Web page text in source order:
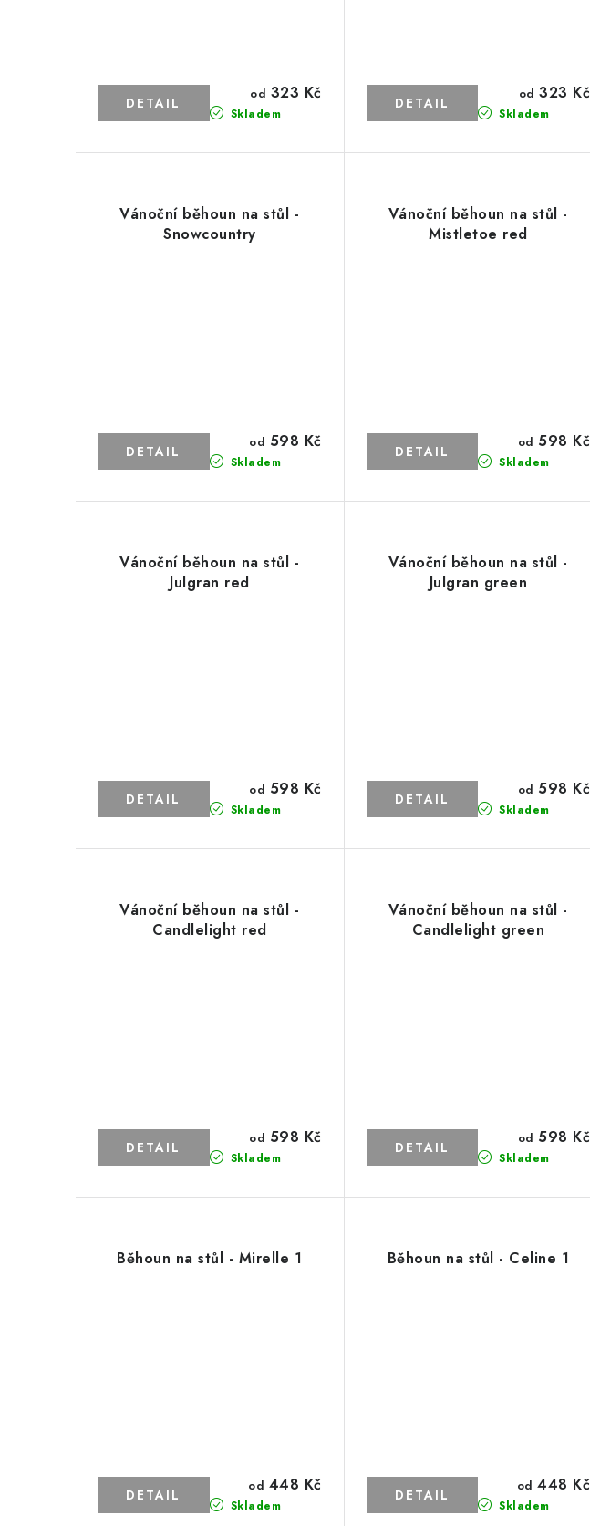
Skladem
od 323 Kč
Skladem
od 323 Kč
Vánoční běhoun na stůl -
Snowcountry
Skladem
od 598 Kč
Vánoční běhoun na stůl -
Mistletoe red
Skladem
od 598 Kč
Vánoční běhoun na stůl -
Julgran red
Skladem
od 598 Kč
Vánoční běhoun na stůl -
Julgran green
Skladem
od 598 Kč
Vánoční běhoun na stůl -
Candlelight red
Skladem
od 598 Kč
Vánoční běhoun na stůl -
Candlelight green
Skladem
od 598 Kč
Běhoun na stůl - Mirelle 1
Skladem
od 448 Kč
Běhoun na stůl - Celine 1
Skladem
od 448 Kč